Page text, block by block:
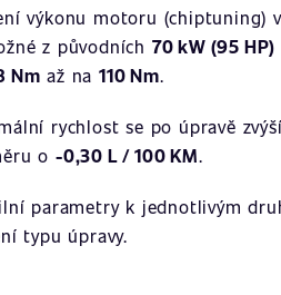
výkonu motoru (chiptuning)
z původních 70 kW (95 HP)
Nm až na110 Nm.
rychlost se po úpravě
o-0,30 L / 100 KM.
parametry k jednotlivým
typu úpravy.